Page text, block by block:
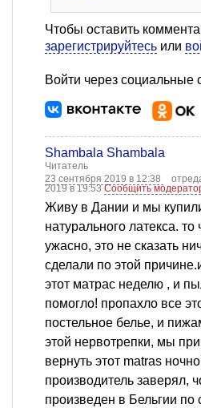
Чтобы оставить
зарегистрируйтесь или
Войти через социальные
Shambala Shambala
Читатель
23 сентября 2019 в 12:38
2019 в 19:53Сообщить
Живу в Дании и мы
натурального латекса. то
ужасно, это не сказать
сделали по этой
этот матрас неделю , и
помогло! пропахло все
постельное белье, и
этой нервотрепки, мы
вернуть этот matras
производитель заверял,
произведен в Бельгии